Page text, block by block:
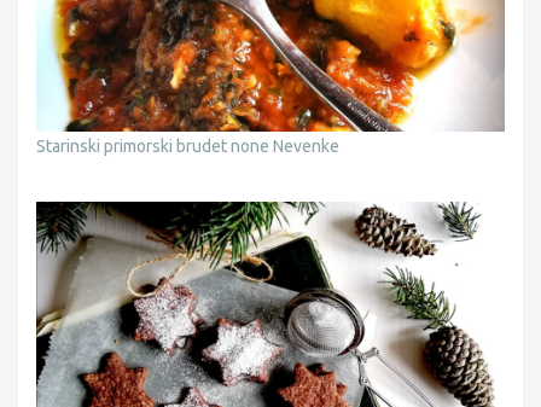
Starinski primorski brudet none Nevenke